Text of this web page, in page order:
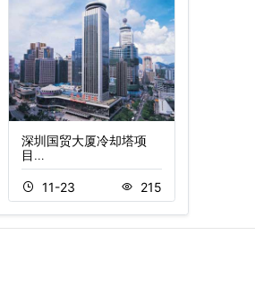
深圳国贸大厦冷却塔项
目…
11-23 215